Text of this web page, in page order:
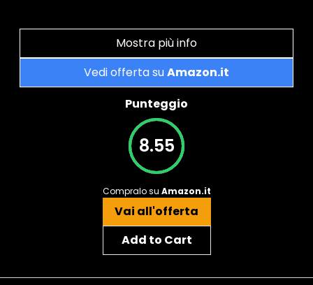
Mostra più info
Vedi offerta suAmazon.it
Punteggio
8.55
Compralo su Amazon.it
Vai all'offerta
Add to Cart